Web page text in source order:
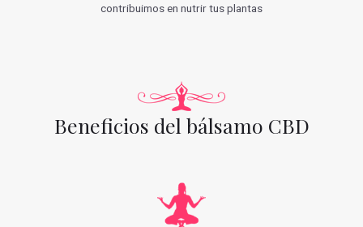
contribuimos en nutrir tus plantas
Beneficios del bálsamo CBD